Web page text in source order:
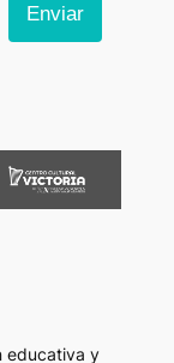
Enviar
educativa y